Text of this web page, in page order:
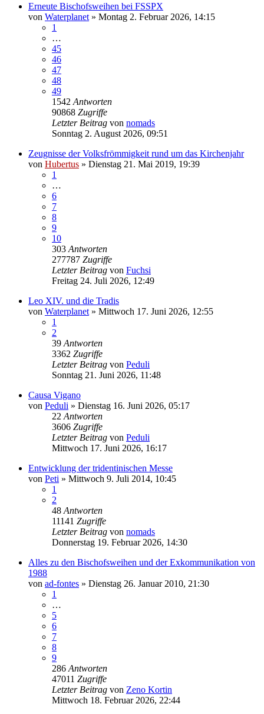
Erneute Bischofsweihen bei FSSPX
von Waterplanet » Montag 2. Februar 2026, 14:15
1
…
45
46
47
48
49
1542 Antworten
90868 Zugriffe
Letzter Beitrag von nomads
Sonntag 2. August 2026, 09:51
Zeugnisse der Volksfrömmigkeit rund um das Kirchenjahr
von Hubertus » Dienstag 21. Mai 2019, 19:39
1
…
6
7
8
9
10
303 Antworten
277787 Zugriffe
Letzter Beitrag von Fuchsi
Freitag 24. Juli 2026, 12:49
Leo XIV. und die Tradis
von Waterplanet » Mittwoch 17. Juni 2026, 12:55
1
2
39 Antworten
3362 Zugriffe
Letzter Beitrag von Peduli
Sonntag 21. Juni 2026, 11:48
Causa Vigano
von Peduli » Dienstag 16. Juni 2026, 05:17
22 Antworten
3606 Zugriffe
Letzter Beitrag von Peduli
Mittwoch 17. Juni 2026, 16:17
Entwicklung der tridentinischen Messe
von Peti » Mittwoch 9. Juli 2014, 10:45
1
2
48 Antworten
11141 Zugriffe
Letzter Beitrag von nomads
Donnerstag 19. Februar 2026, 14:30
Alles zu den Bischofsweihen und der Exkommunikation von
1988
von ad-fontes » Dienstag 26. Januar 2010, 21:30
1
…
5
6
7
8
9
286 Antworten
47011 Zugriffe
Letzter Beitrag von Zeno Kortin
Mittwoch 18. Februar 2026, 22:44